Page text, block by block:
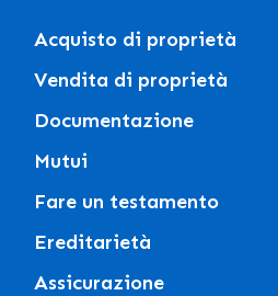
Acquisto di proprietà
Vendita di proprietà
Documentazione
Mutui
Fare un testamento
Ereditarietà
Assicurazione